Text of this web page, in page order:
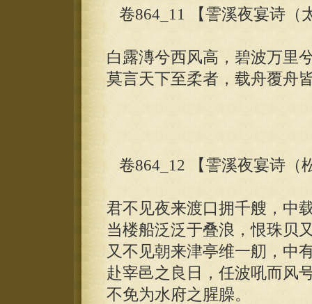
卷864_11 【霅溪夜宴诗（
白露漙兮西风高，碧波万里
莫言天下至柔者，载舟覆舟
卷864_12 【霅溪夜宴诗（
君不见夜来渡口拥千艘，中
当楼船泛泛于叠浪，恨珠贝
又不见朝来津亭维一舠，中
赴宰邑之良日，任波吼而风
不免为水府之腥臊。